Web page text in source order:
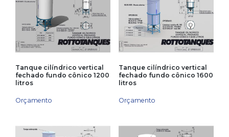
Tanque cilíndrico vertical
fechado fundo cônico 1200
litros
Orçamento
Tanque cilíndrico vertical
fechado fundo cônico 1600
litros
Orçamento